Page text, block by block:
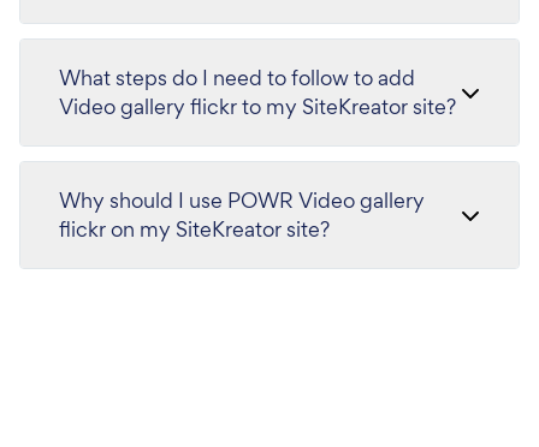
What steps do I need to follow to add
Video gallery flickr to my SiteKreator site?
Why should I use POWR Video gallery
flickr on my SiteKreator site?